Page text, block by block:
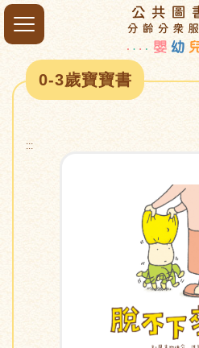
0-3歲寶寶書
:::